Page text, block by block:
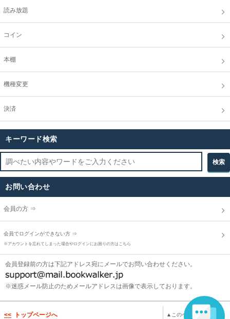
読み放題
コイン
本棚
機種変更
決済
キーワード検索
お問い合わせ
会員の方 ⇒
会員でログインができない方 ⇒
※アカウントを忘れてしまった場合やログインにお困りの方はこちら
会員登録前の方は下記アドレス宛にメールでお問い合わせください。
※迷惑メール防止のためメールアドレスは画像で表示しております。
▲このページのトップへ
トップページへ